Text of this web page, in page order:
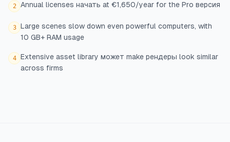
2 Annual licenses начать at €1,650/year for the Pro версия
3
Large scenes slow down even powerful computers, with
10 GB+ RAM usage
4
Extensive asset library может make рендеры look similar
across firms